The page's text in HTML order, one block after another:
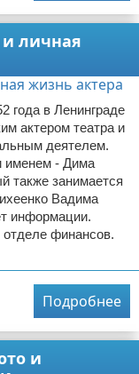
личная
года в Ленинграде
актером театра и
деятелем.
именем - Дима
также занимается
Вадима
информации.
отделе финансов.
Подробнее
и